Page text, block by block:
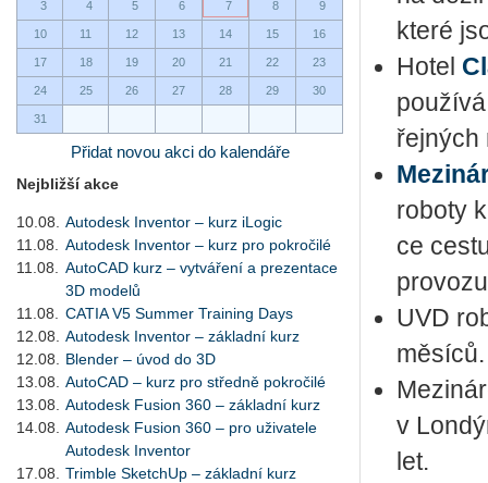
3 4 5 6 7 8 9
10 11 12 13 14 15 16
17 18 19 20 21 22 23
24 25 26 27 28 29 30
31
Přidat novou akci do kalendáře
Nejbližší akce
10.08.
Autodesk Inventor – kurz iLogic
11.08.
Autodesk Inventor – kurz pro pokročilé
11.08.
AutoCAD kurz – vytváření a prezentace
3D modelů
11.08.
CATIA V5 Summer Training Days
12.08.
Autodesk Inventor – základní kurz
12.08.
Blender – úvod do 3D
13.08.
AutoCAD – kurz pro středně pokročilé
13.08.
Autodesk Fusion 360 – základní kurz
14.08.
Autodesk Fusion 360 – pro uživatele
Autodesk Inventor
17.08.
Trimble SketchUp – základní kurz
které
Hotel
řej­ných
ro­bo­ty
ce
UVD
mě­sí­ců.
v
let.